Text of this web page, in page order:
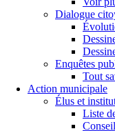
Dialogue
Enquêtes
Tout
Action municipale
Élus et
Liste